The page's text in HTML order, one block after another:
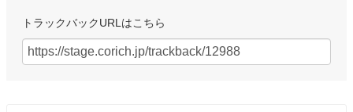
トラックバックURLはこちら